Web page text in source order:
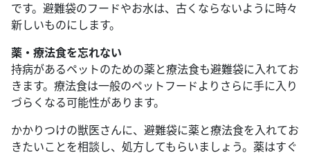
です。避難袋のフードやお水は、古くならないように時々
新しいものにします。
薬・療法食を忘れない
持病があるペットのための薬と療法食も避難袋に入れてお
きます。療法食は一般のペットフードよりさらに手に入り
づらくなる可能性があります。
かかりつけの獣医さんに、避難袋に薬と療法食を入れてお
きたいことを相談し、処方してもらいましょう。薬はすぐ